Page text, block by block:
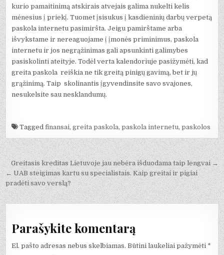
kurio pamaitinimą atskirais atvejais galima nukelti kelis
mėnesius į priekį. Tuomet įsisukus į kasdieninių darbų verpetą
paskola internetu pasimiršta. Jeigu pamirštame arba
išvykstame ir nereaguojame į įmonės priminimus, paskola
internetu ir jos negrąžinimas gali apsunkinti galimybes
pasiskolinti ateityje. Todėl verta kalendoriuje pasižymėti, kad
greita paskola reiškia ne tik greitą pinigų gavimą, bet ir jų
grąžinimą. Taip skolinantis įgyvendinsite savo svajones,
nesukelsite sau nesklandumų.
Taggedfinansai,greita paskola,paskola internetu,paskolos
Navigacija
tarp
įrašų
Greitasis kreditas Lietuvoje jau nebėra išduodama taip lengvai →
← UAB steigimas kartu su specialistais. Kaip greitai ir pigiai
pradėti savo verslą?
Parašykite komentarą
El. pašto adresas nebus skelbiamas. Būtini laukeliai pažymėti *